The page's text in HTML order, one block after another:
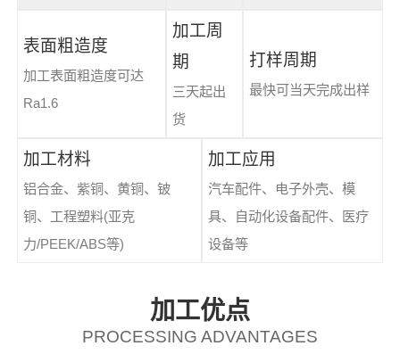
表面粗造度
加工表面粗造度可达
Ra1.6
加工周
期
三天起出
货
打样周期
最快可当天完成出样
加工材料
铝合金、紫铜、黄铜、铍
铜、工程塑料(亚克
力/PEEK/ABS等)
加工应用
汽车配件、电子外壳、模
具、自动化设备配件、医疗
设备等
加工优点
PROCESSING ADVANTAGES